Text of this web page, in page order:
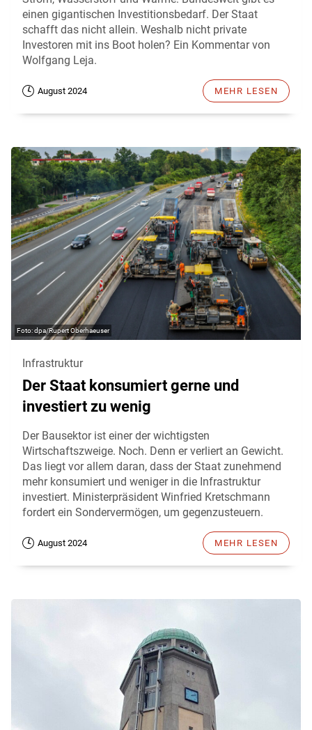
einen gigantischen Investitionsbedarf. Der Staat
schafft das nicht allein. Weshalb nicht private
Investoren mit ins Boot holen? Ein Kommentar von
Wolfgang Leja.
August 2024 MEHR LESEN
dpa/Rupert Oberhaeuser
Infrastruktur
Der Staat konsumiert gerne und
investiert zu wenig
Der Bausektor ist einer der wichtigsten
Wirtschaftszweige. Noch. Denn er verliert an Gewicht.
Das liegt vor allem daran, dass der Staat zunehmend
mehr konsumiert und weniger in die Infrastruktur
investiert. Ministerpräsident Winfried Kretschmann
fordert ein Sondervermögen, um gegenzusteuern.
August 2024 MEHR LESEN